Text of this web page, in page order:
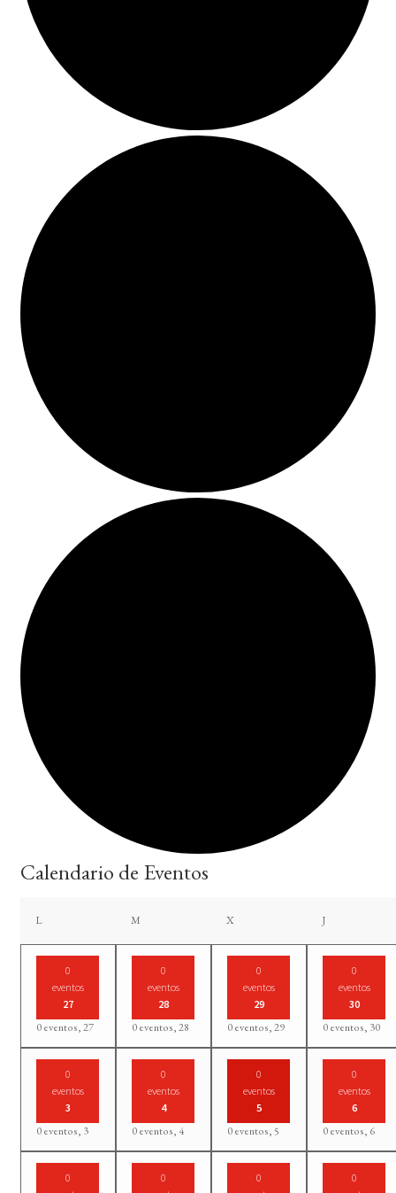
Calendario de Eventos
Llunes Mmartes Xmiércoles Jjueves
0
eventos
27
0 eventos,27
0
eventos
28
0 eventos,28
0
eventos
29
0 eventos,29
0
eventos
30
0 eventos, 30
0
eventos
3
0 eventos, 3
0
eventos
4
0 eventos, 4
0
eventos
5
0 eventos,5
0
eventos
6
0 eventos, 6
0
0
0
0